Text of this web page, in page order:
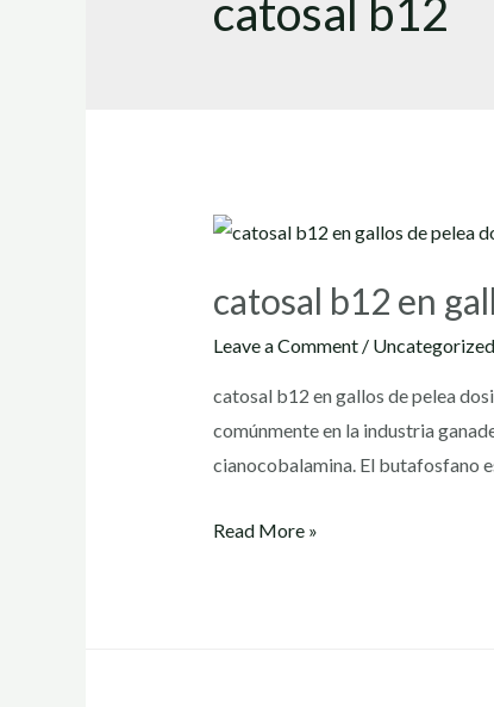
catosal b12
catosal b12 en
Leave a Comment / Uncategorized
catosal b12 en gallos de pelea
comúnmente en la industria
cianocobalamina. El butafosfano
catosal
Read More »